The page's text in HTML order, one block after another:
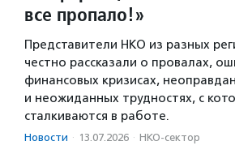
все пропало!»
Представители НКО из разных
честно рассказали о провалах,
финансовых кризисах,
и неожиданных трудностях, с
сталкиваются в работе.
Новости · 13.07.2026 · НКО-сектор